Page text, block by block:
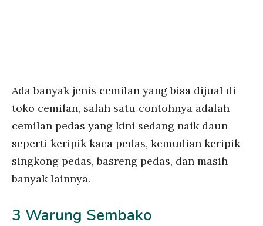
Ada banyak jenis cemilan yang bisa dijual di
toko cemilan, salah satu contohnya adalah
cemilan pedas yang kini sedang naik daun
seperti keripik kaca pedas, kemudian keripik
singkong pedas, basreng pedas, dan masih
banyak lainnya.
3 Warung Sembako